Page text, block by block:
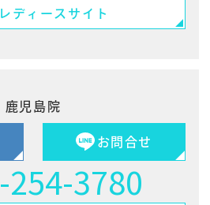
レディースサイト
鹿児島院
お問合せ
254-3780